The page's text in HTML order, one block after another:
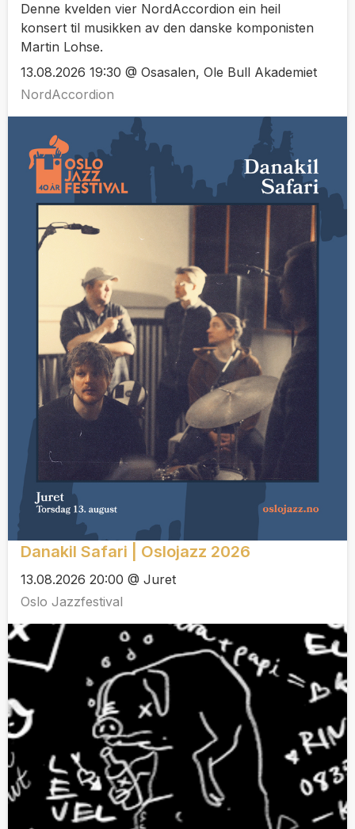
Denne kvelden vier NordAccordion ein heil
konsert til musikken av den danske komponisten
Martin Lohse.
13.08.2026 19:30 @ Osasalen, Ole Bull Akademiet
NordAccordion
Danakil Safari | Oslojazz 2026
13.08.2026 20:00 @ Juret
Oslo Jazzfestival